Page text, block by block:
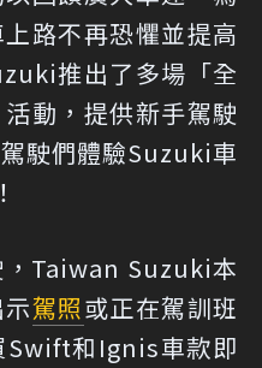
路不再恐懼並提高
推出了多場「全
動，提供新手駕駛
駛們體驗Suzuki車
，Taiwan Suzuki本
駕照或正在駕訓班
Swift和Ignis車款即